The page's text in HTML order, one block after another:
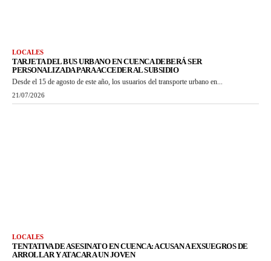
LOCALES
TARJETA DEL BUS URBANO EN CUENCA DEBERÁ SER
PERSONALIZADA PARA ACCEDER AL SUBSIDIO
Desde el 15 de agosto de este año, los usuarios del transporte urbano en...
21/07/2026
LOCALES
TENTATIVA DE ASESINATO EN CUENCA: ACUSAN A EXSUEGROS DE
ARROLLAR Y ATACAR A UN JOVEN